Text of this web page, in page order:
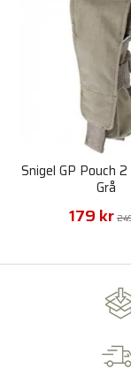
Snigel GP Pouch
Grå
179 kr